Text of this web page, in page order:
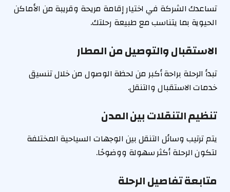
تساعدك الشركة في اختيار إقامة مريحة وقريبة من الأماكن
الحيوية بما يتناسب مع طبيعة رحلتك.
الاستقبال والتوصيل من المطار
تبدأ الرحلة براحة أكبر من لحظة الوصول من خلال تنسيق
خدمات الاستقبال والتنقل.
تنظيم التنقلات بين المدن
يتم ترتيب وسائل التنقل بين الوجهات السياحية المختلفة
لتكون الرحلة أكثر سهولة ووضوحًا.
متابعة تفاصيل الرحلة